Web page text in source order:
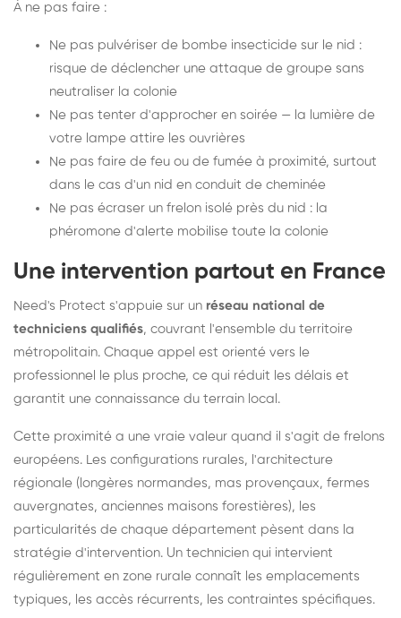
À ne pas faire :
Ne pas pulvériser de bombe insecticide sur le nid :
risque de déclencher une attaque de groupe sans
neutraliser la colonie
Ne pas tenter d'approcher en soirée — la lumière de
votre lampe attire les ouvrières
Ne pas faire de feu ou de fumée à proximité, surtout
dans le cas d'un nid en conduit de cheminée
Ne pas écraser un frelon isolé près du nid : la
phéromone d'alerte mobilise toute la colonie
Une intervention partout en France
Need's Protect s'appuie sur un réseau national de
techniciens qualifiés, couvrant l'ensemble du territoire
métropolitain. Chaque appel est orienté vers le
professionnel le plus proche, ce qui réduit les délais et
garantit une connaissance du terrain local.
Cette proximité a une vraie valeur quand il s'agit de frelons
européens. Les configurations rurales, l'architecture
régionale (longères normandes, mas provençaux, fermes
auvergnates, anciennes maisons forestières), les
particularités de chaque département pèsent dans la
stratégie d'intervention. Un technicien qui intervient
régulièrement en zone rurale connaît les emplacements
typiques, les accès récurrents, les contraintes spécifiques.